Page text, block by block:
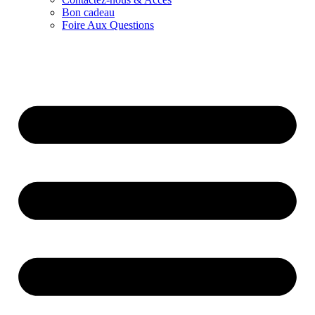
Bon cadeau
Foire Aux Questions